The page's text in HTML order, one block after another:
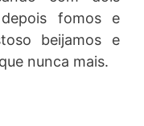
fomos e
beijamos e
nunca mais.